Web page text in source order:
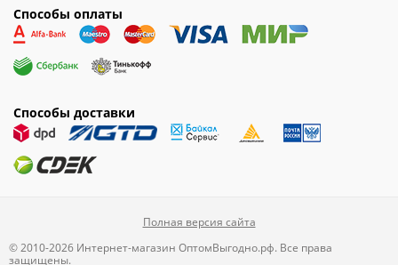
Способы оплаты
Способы доставки
Полная версия сайта
© 2010-2026 Интернет-магазин ОптомВыгодно.рф. Все права
защищены.